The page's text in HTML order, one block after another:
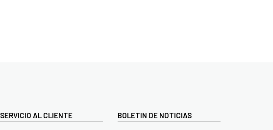
SERVICIO AL CLIENTE BOLETIN DE NOTICIAS